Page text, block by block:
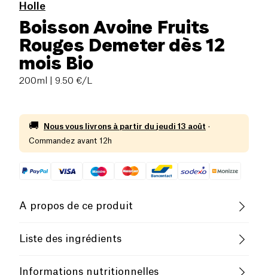
Holle
Boisson Avoine Fruits
Rouges Demeter dès 12
mois Bio
200ml | 9.50 €/L
🚚 Nous vous livrons à partir du jeudi 13 août ·
Commandez avant 12h
A propos de ce produit
Sans gluten (ingrédients)
Liste des ingrédients
(fermentée)), purée de fraises** 7%, purée de
Informations nutritionnelles